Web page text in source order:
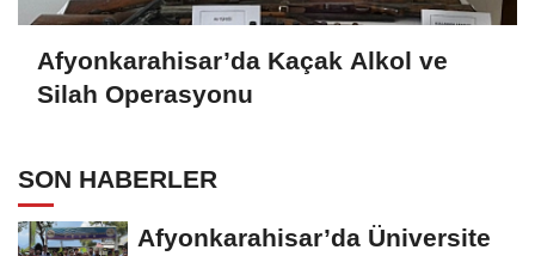
Afyonkarahisar’da Kaçak Alkol ve
Silah Operasyonu
SON HABERLER
Afyonkarahisar’da Üniversite